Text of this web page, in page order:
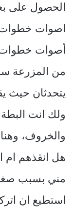
الحصول على
اصوات خطوات
أصوات خطوات
من المزرعة
يتحدثان حيث
ولك انت البطة
والخروف،
هل انقذهم ام
مني بسبب
استطيع ان